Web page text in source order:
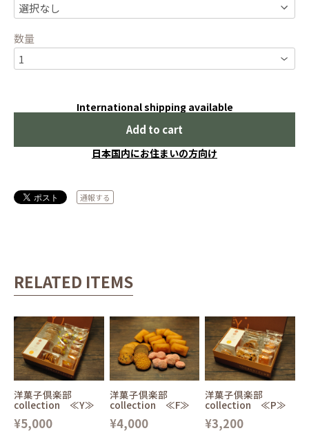
数量
International shipping available
Add to cart
日本国内にお住まいの方向け
通報する
RELATED ITEMS
洋菓子倶楽部
collection ≪Y≫
¥5,000
洋菓子倶楽部
collection ≪F≫
¥4,000
洋菓子倶楽部
collection ≪P≫
¥3,200